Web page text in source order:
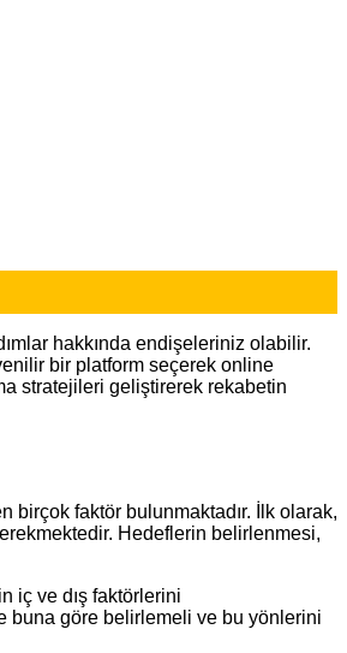
hakkında endişeleriniz olabilir.
bir platform seçerek online
stratejileri geliştirerek rekabetin
birçok faktör bulunmaktadır. İlk olarak,
Hedeflerin belirlenmesi,
iç ve dış faktörlerini
buna göre belirlemeli ve bu yönlerini